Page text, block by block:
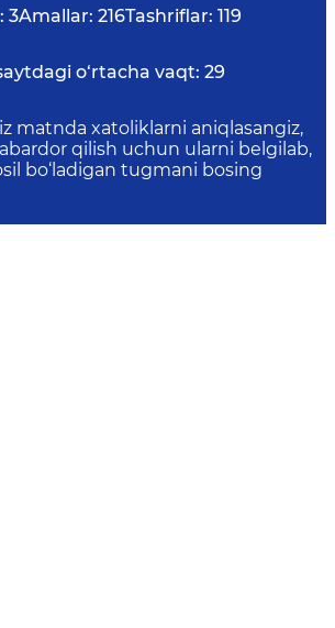
3Amallar: 216Tashriflar: 119
o‘rtacha vaqt: 29
matnda xatoliklarni aniqlasangiz,
qilish uchun ularni belgilab,
bo‘ladigan tugmani bosing